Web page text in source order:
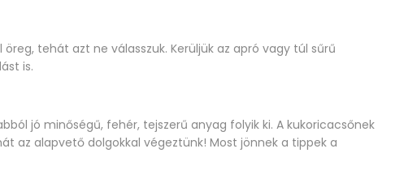
tehát azt ne válasszuk. Kerüljük az apró vagy túl sűrű
is.
jó minőségű, fehér, tejszerű anyag folyik ki. A kukoricacsőnek
az alapvető dolgokkal végeztünk! Most jönnek a tippek a